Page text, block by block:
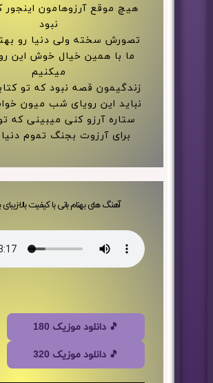
هیچ موقع آرزوهامون اینجور
نبود
تصورش سخته ولی دنیا رو
ما با همین خیال خوش این
میکنیم
زندگیمون قصه نبود که تو
نباید این رویای شب میون
ستاره آرزو کنی میبینی که
برای آرزوت بجنگ تموم
آهنگ های بهنام بانی با کیفیت بالا-
🎵 دانلود موزیک 180
🎵 دانلود موزیک 320